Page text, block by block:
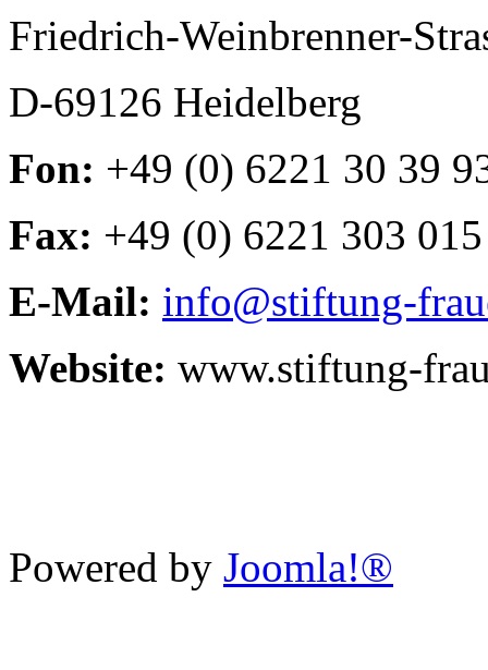
Friedrich-Weinbrenner-
D-69126 Heidelberg
Fon: +49 (0) 6221 30 39
Fax: +49 (0) 6221 303 015
E-Mail: info@stiftung-
Website: www.stiftung-
Powered by Joomla!®